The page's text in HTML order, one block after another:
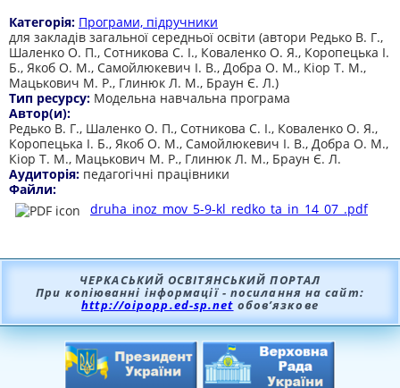
Категорія: Програми, підручники
для закладів загальної середньої освіти (автори Редько В. Г.,
Шаленко О. П., Сотникова С. І., Коваленко О. Я., Коропецька І.
Б., Якоб О. М., Самойлюкевич І. В., Добра О. М., Кіор Т. М.,
Мацькович М. Р., Глинюк Л. М., Браун Є. Л.)
Тип ресурсу: Модельна навчальна програма
Автор(и):
Редько В. Г., Шаленко О. П., Сотникова С. І., Коваленко О. Я.,
Коропецька І. Б., Якоб О. М., Самойлюкевич І. В., Добра О. М.,
Кіор Т. М., Мацькович М. Р., Глинюк Л. М., Браун Є. Л.
Аудиторія: педагогічні працівники
Файли:
druha_inoz_mov_5-9-kl_redko_ta_in_14_07_.pdf
ЧЕРКАСЬКИЙ ОСВІТЯНСЬКИЙ ПОРТАЛ
При копіюванні інформації - посилання на сайт:
http://oipopp.ed-sp.net обов’язкове